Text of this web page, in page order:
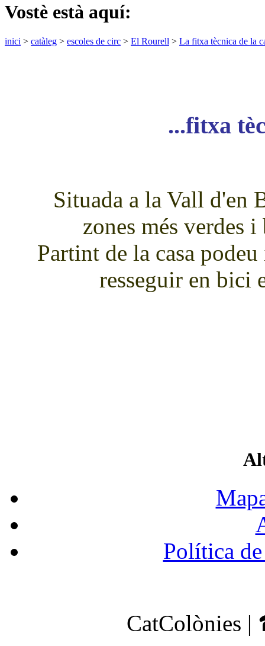
Vostè està aquí:
inici > catàleg > escoles de circ > El Rourell > La fitxa tècnica de la
...fitxa
Situada a la Vall d'en
zones més verdes
Partint de la casa
resseguir en bici
Política
CatColònies